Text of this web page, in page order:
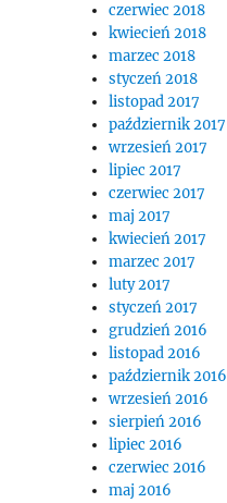
czerwiec 2018
kwiecień 2018
marzec 2018
styczeń 2018
listopad 2017
październik 2017
wrzesień 2017
lipiec 2017
czerwiec 2017
maj 2017
kwiecień 2017
marzec 2017
luty 2017
styczeń 2017
grudzień 2016
listopad 2016
październik 2016
wrzesień 2016
sierpień 2016
lipiec 2016
czerwiec 2016
maj 2016